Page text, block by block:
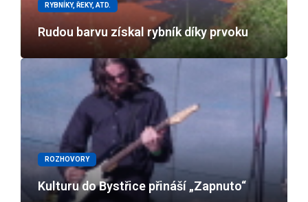
RYBNÍKY, ŘEKY, ATD.
Rudou barvu získal rybník díky prvoku
ROZHOVORY
Kulturu do Bystřice přináší „Zapnuto“